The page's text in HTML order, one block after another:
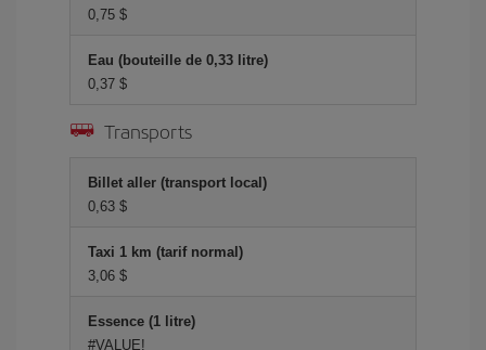
0,75 $
Eau (bouteille de 0,33 litre)
0,37 $
Transports
Billet aller (transport local)
0,63 $
Taxi 1 km (tarif normal)
3,06 $
Essence (1 litre)
#VALUE!